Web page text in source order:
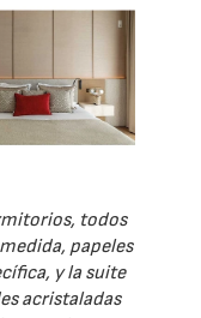
todos
papeles
y la suite
acristaladas